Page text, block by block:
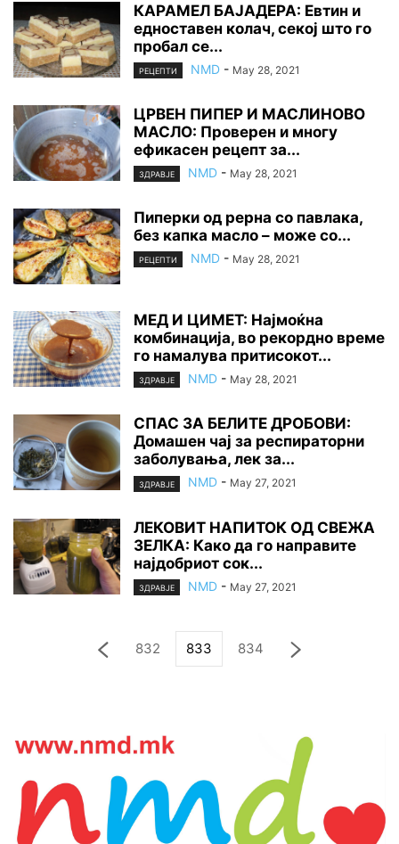
КАРАМЕЛ БАЈАДЕРА: Евтин и
едноставен колач, секој што го
пробал се...
РЕЦЕПТИ NMD - May 28, 2021
ЦРВЕН ПИПЕР И МАСЛИНОВО
МАСЛО: Проверен и многу
ефикасен рецепт за...
ЗДРАВЈЕ NMD - May 28, 2021
Пиперки од рерна со павлака,
без капка масло – може со...
РЕЦЕПТИ NMD - May 28, 2021
МЕД И ЦИМЕТ: Најмоќна
комбинација, во рекордно време
го намалува притисокот...
ЗДРАВЈЕ NMD - May 28, 2021
СПАС ЗА БЕЛИТЕ ДРОБОВИ:
Домашен чај за респираторни
заболувања, лек за...
ЗДРАВЈЕ NMD - May 27, 2021
ЛЕКОВИТ НАПИТОК ОД СВЕЖА
ЗЕЛКА: Како да го направите
најдобриот сок...
ЗДРАВЈЕ NMD - May 27, 2021
832 833 834